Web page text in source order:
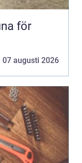
för
07 augusti 2026